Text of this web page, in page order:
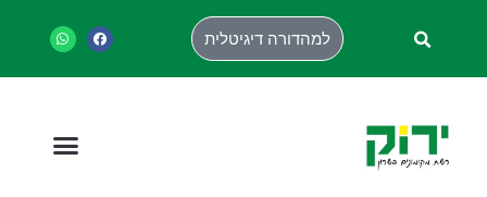
למהדורה דיגיטלית